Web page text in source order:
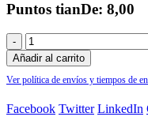
Puntos tianDe: 8,00
-
Añadir al carrito
Ver política de envíos y tiempos de
Facebook Twitter LinkedIn